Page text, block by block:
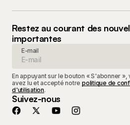
Restez au courant des
importantes
E-mail
En appuyant sur le bouton « S'abonner
avez lu et accepté notre politique de
d'utilisation.
Suivez-nous